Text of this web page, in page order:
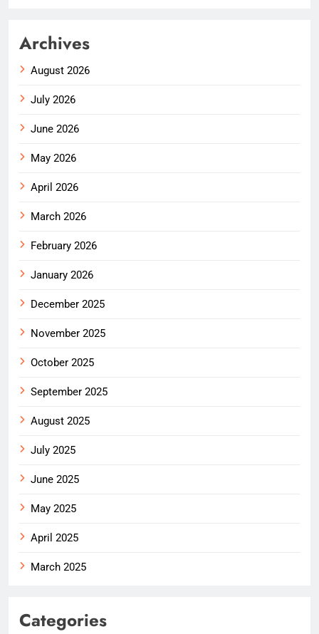
Archives
August 2026
July 2026
June 2026
May 2026
April 2026
March 2026
February 2026
January 2026
December 2025
November 2025
October 2025
September 2025
August 2025
July 2025
June 2025
May 2025
April 2025
March 2025
Categories